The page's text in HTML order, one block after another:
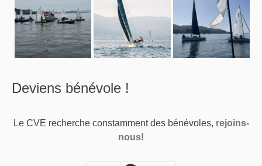
Deviens bénévole !
Le CVE recherche constamment des bénévoles, rejoins-
nous!